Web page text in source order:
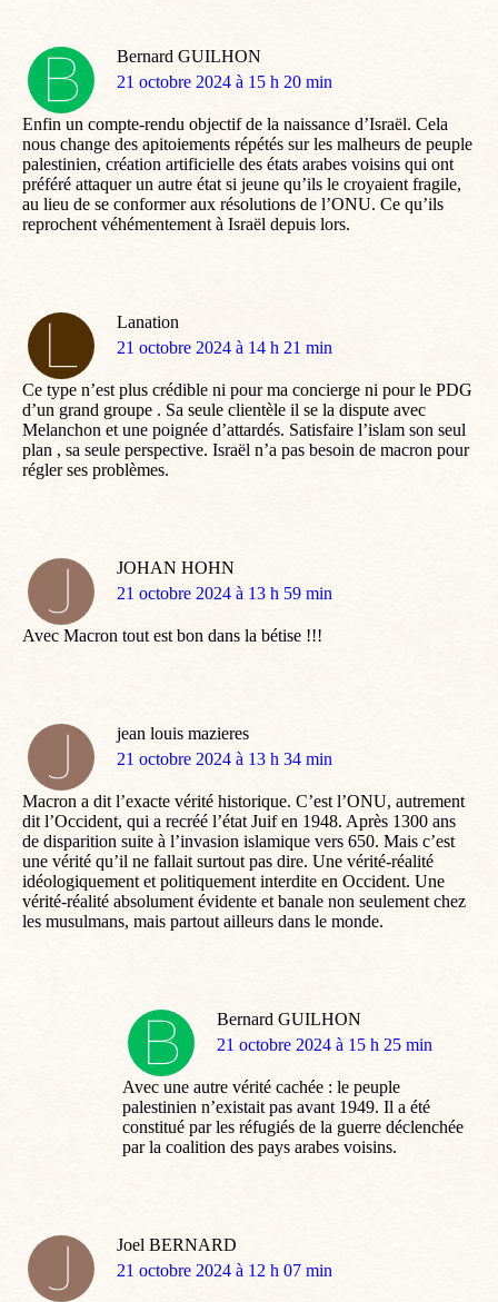
Bernard GUILHON
dit
21 octobre 2024 à 15 h 20 min
Enfin un compte-rendu objectif de la naissance d’Israël. Cela
nous change des apitoiements répétés sur les malheurs de peuple
palestinien, création artificielle des états arabes voisins qui ont
préféré attaquer un autre état si jeune qu’ils le croyaient fragile,
au lieu de se conformer aux résolutions de l’ONU. Ce qu’ils
reprochent véhémentement à Israël depuis lors.
Lanation
dit
21 octobre 2024 à 14 h 21 min
Ce type n’est plus crédible ni pour ma concierge ni pour le PDG
d’un grand groupe . Sa seule clientèle il se la dispute avec
Melanchon et une poignée d’attardés. Satisfaire l’islam son seul
plan , sa seule perspective. Israël n’a pas besoin de macron pour
régler ses problèmes.
JOHAN HOHN
dit
21 octobre 2024 à 13 h 59 min
Avec Macron tout est bon dans la bétise !!!
jean louis mazieres
dit
21 octobre 2024 à 13 h 34 min
Macron a dit l’exacte vérité historique. C’est l’ONU, autrement
dit l’Occident, qui a recréé l’état Juif en 1948. Après 1300 ans
de disparition suite à l’invasion islamique vers 650. Mais c’est
une vérité qu’il ne fallait surtout pas dire. Une vérité-réalité
idéologiquement et politiquement interdite en Occident. Une
vérité-réalité absolument évidente et banale non seulement chez
les musulmans, mais partout ailleurs dans le monde.
Bernard GUILHON
dit
21 octobre 2024 à 15 h 25 min
Avec une autre vérité cachée : le peuple
palestinien n’existait pas avant 1949. Il a été
constitué par les réfugiés de la guerre déclenchée
par la coalition des pays arabes voisins.
Joel BERNARD
dit
21 octobre 2024 à 12 h 07 min